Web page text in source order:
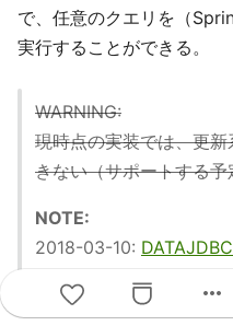
で、任意のクエリを（
実行することができる。
WARNING:
現時点の実装では、更
きない（サポートする
NOTE:
2018-03-10:
もサポートされた。
more_horiz